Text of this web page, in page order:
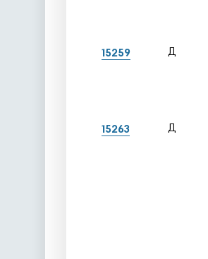
15259 Д
15263 Д